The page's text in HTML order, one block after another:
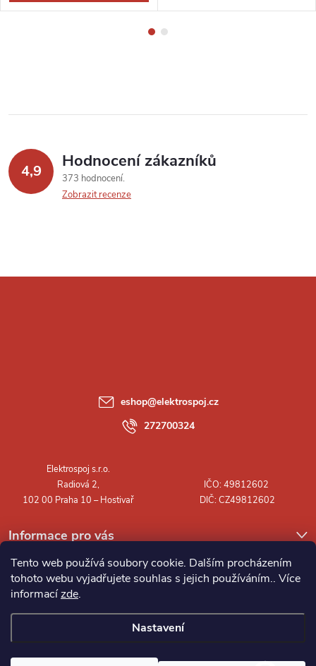
Tento web používá soubory cookie. Dalším procházením
tohoto webu vyjadřujete souhlas s jejich používáním.. Více
informacízde.
Nastavení
4,9 Hodnocení zákazníků
373 hodnocení
Zobrazit recenze
Informace pro vás
eshop@elektrospoj.cz
272700324
Elektrospoj s.r.o.. Všechna práva vyhrazena.